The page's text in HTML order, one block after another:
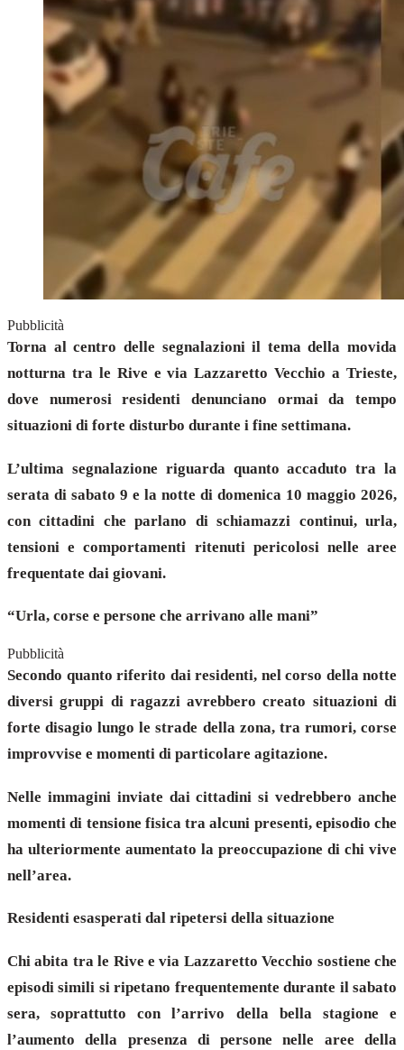
Pubblicità
Torna al centro delle segnalazioni il tema della movida
notturna tra le Rive e via Lazzaretto Vecchio a Trieste,
dove numerosi residenti denunciano ormai da tempo
situazioni di forte disturbo durante i fine settimana.
L’ultima segnalazione riguarda quanto accaduto tra la
serata di sabato 9 e la notte di domenica 10 maggio 2026,
con cittadini che parlano di schiamazzi continui, urla,
tensioni e comportamenti ritenuti pericolosi nelle aree
frequentate dai giovani.
“Urla, corse e persone che arrivano alle mani”
Pubblicità
Secondo quanto riferito dai residenti, nel corso della notte
diversi gruppi di ragazzi avrebbero creato situazioni di
forte disagio lungo le strade della zona, tra rumori, corse
improvvise e momenti di particolare agitazione.
Nelle immagini inviate dai cittadini si vedrebbero anche
momenti di tensione fisica tra alcuni presenti, episodio che
ha ulteriormente aumentato la preoccupazione di chi vive
nell’area.
Residenti esasperati dal ripetersi della situazione
Chi abita tra le Rive e via Lazzaretto Vecchio sostiene che
episodi simili si ripetano frequentemente durante il sabato
sera, soprattutto con l’arrivo della bella stagione e
l’aumento della presenza di persone nelle aree della